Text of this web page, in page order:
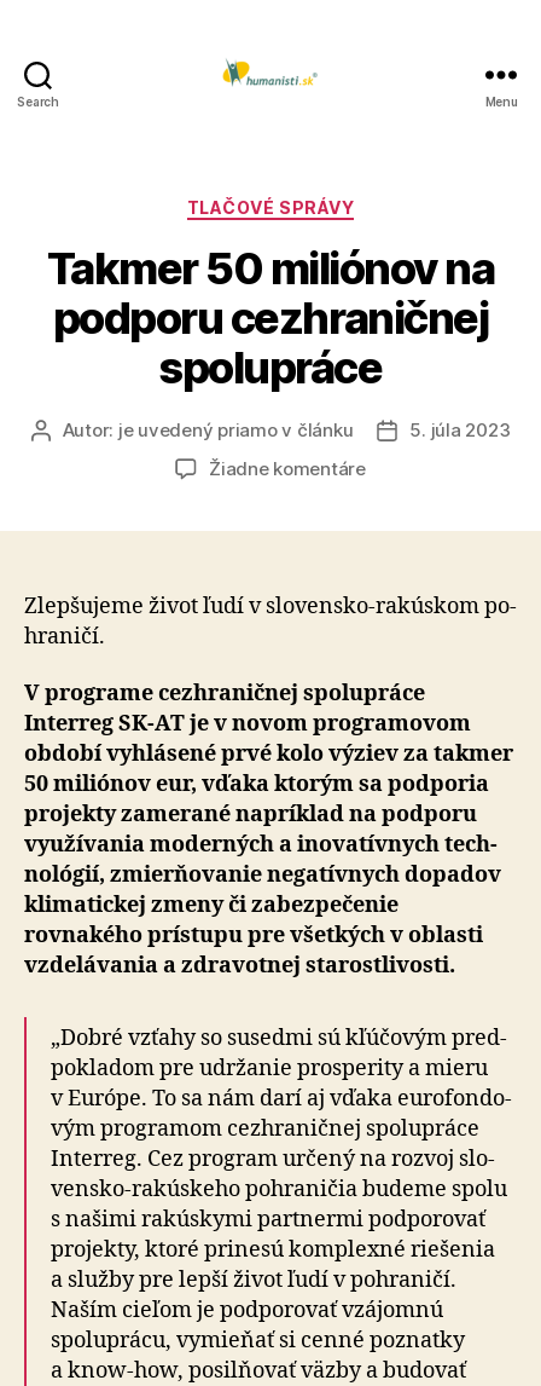
Search Menu
Kategórie
TLAČOVÉ SPRÁVY
Takmer 50 miliónov na
podporu cezhraničnej
spolupráce
AutorAutor: je uvedený priamo v článku
Dátum
5. júla 2023
Žiadne komentárena
podporu
Zlepšujeme život ľudí v slo­ven­sko-ra­kús­kom po­
hra­ni­čí.
V programe cez­hra­nič­nej spolu­práce
Interreg SK-AT je v novom programovom
období vyhlásené prvé kolo výziev za takmer
50 miliónov eur, vďaka ktorým sa podporia
projekty zamerané napríklad na pod­po­ru
využívania moderných a ino­va­tív­nych tech­
no­ló­gií, zmier­ňo­vanie negatívnych dopadov
klimatickej zmeny či za­bez­pe­če­nie
rovnakého prístupu pre všetkých v oblasti
vzdelávania a zdravotnej starostlivosti.
„Dobré vzťahy so susedmi sú kľúčovým pred­
pokla­dom pre udržanie prosperity a mieru
v Európe. To sa nám darí aj vďaka euro­fon­do­
vým programom cez­hra­nič­nej spolu­práce
Interreg. Cez program určený na rozvoj slo­
ven­sko-ra­kús­keho po­hra­ni­čia budeme spolu
s našimi rakúskymi partnermi podporovať
projekty, ktoré prinesú komplexné riešenia
a služby pre lepší život ľudí v pohraničí.
Naším cieľom je podporovať vzájomnú
spoluprácu, vymieňať si cenné poznatky
a know-how, posilňovať väzby a budovať